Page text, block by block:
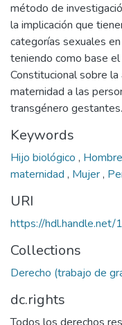
método de
la implicación que
categorías sexuales
teniendo como base
Constitucional sobre la
maternidad a las
transgénero gestantes.
Keywords
Hijo biológico ,
maternidad , Mujer,
URI
https://
Collections
Derecho (trabajo de
dc.rights